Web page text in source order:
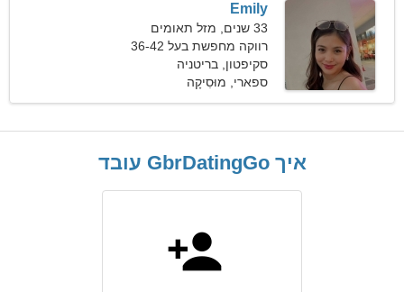
Emily
33 שנים, מזל תאומים
רווקה מחפשת בעל 36-42
סקיפטון, בריטניה
ספארי, מוּסִיקָה
איך GbrDatingGo עובד